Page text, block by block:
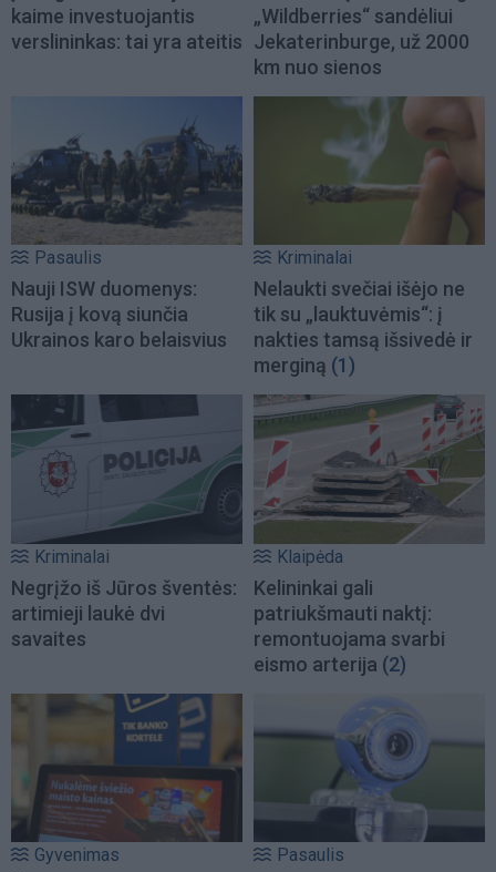
kaime investuojantis
verslininkas: tai yra ateitis
„Wildberries“ sandėliui
Jekaterinburge, už 2000
km nuo sienos
Pasaulis
Nauji ISW duomenys:
Rusija į kovą siunčia
Ukrainos karo belaisvius
Kriminalai
Nelaukti svečiai išėjo ne
tik su „lauktuvėmis“: į
nakties tamsą išsivedė ir
merginą (1)
Kriminalai
Negrįžo iš Jūros šventės:
artimieji laukė dvi
savaites
Klaipėda
Kelininkai gali
patriukšmauti naktį:
remontuojama svarbi
eismo arterija (2)
Gyvenimas Pasaulis